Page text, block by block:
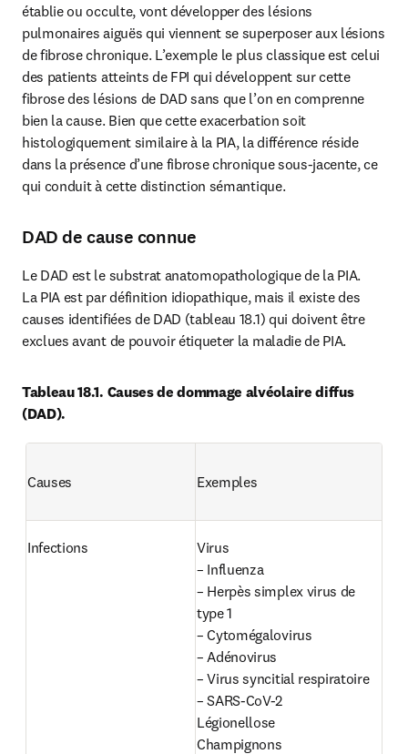
établie ou occulte, vont développer des lésions
pulmonaires aiguës qui viennent se superposer aux lésions
de fibrose chronique. L’exemple le plus classique est celui
des patients atteints de FPI qui développent sur cette
fibrose des lésions de DAD sans que l’on en comprenne
bien la cause. Bien que cette exacerbation soit
histologiquement similaire à la PIA, la différence réside
dans la présence d’une fibrose chronique sous-jacente, ce
qui conduit à cette distinction sémantique.
DAD de cause connue
Le DAD est le substrat anatomopathologique de la PIA.
La PIA est par définition idiopathique, mais il existe des
causes identifiées de DAD (tableau 18.1) qui doivent être
exclues avant de pouvoir étiqueter la maladie de PIA.
Tableau 18.1. Causes de dommage alvéolaire diffus
(DAD).
Causes Exemples
Infections
Virus
– Influenza
– Herpès simplex virus de
type 1
– Cytomégalovirus
– Adénovirus
– Virus syncitial respiratoire
– SARS-CoV-2
Légionellose
Champignons